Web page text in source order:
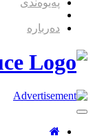
پەیوەندی
دەربارە
Toggle
Navigation